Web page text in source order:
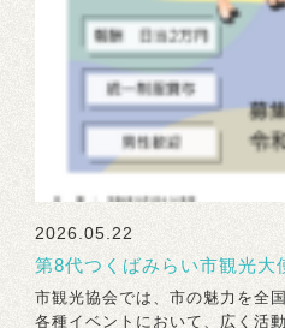
2026.05.22
第8代つくばみらい市観光大
市観光協会では、市の魅力を全
各種イベントにおいて、広く活